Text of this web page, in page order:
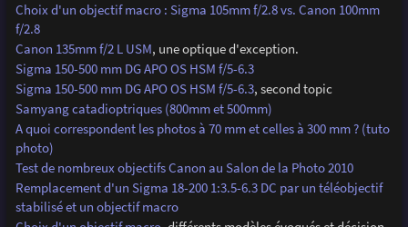
Choix d'un objectif macro : Sigma 105mm f/2.8 vs. Canon 100mm
f/2.8
Canon 135mm f/2 L USM, une optique d'exception.
Sigma 150-500 mm DG APO OS HSM f/5-6.3
Sigma 150-500 mm DG APO OS HSM f/5-6.3, second topic
Samyang catadioptriques (800mm et 500mm)
A quoi correspondent les photos à 70 mm et celles à 300 mm ? (tuto
photo)
Test de nombreux objectifs Canon au Salon de la Photo 2010
Remplacement d'un Sigma 18-200 1:3.5-6.3 DC par un téléobjectif
stabilisé et un objectif macro